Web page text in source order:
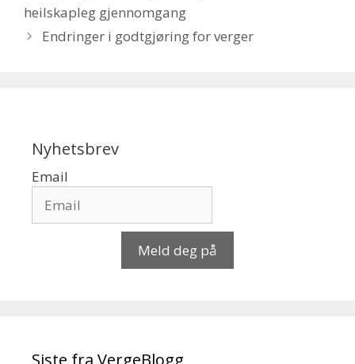
heilskapleg gjennomgang
Endringer i godtgjøring for verger
Nyhetsbrev
Email
Meld deg på
Siste fra VergeBlogg